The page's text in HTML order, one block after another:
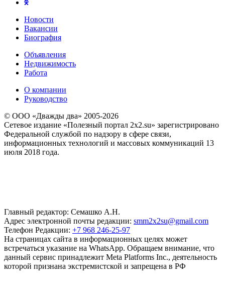
Новости
Вакансии
Биография
Объявления
Недвижимость
Работа
О компании
Руководство
© ООО «Дважды два» 2005-2026
Сетевое издание «Полезный портал 2x2.su» зарегистрировано
Федеральной службой по надзору в сфере связи,
информационных технологий и массовых коммуникаций 13
июля 2018 года.
Главный редактор: Семашко А.Н.
Адрес электронной почты редакции: smm2x2su@gmail.com
Телефон Редакции: +7 968 246-25-97
На страницах сайта в информационных целях может
встречаться указание на WhatsApp. Обращаем внимание, что
данный сервис принадлежит Meta Platforms Inc., деятельность
которой признана экстремистской и запрещена в РФ